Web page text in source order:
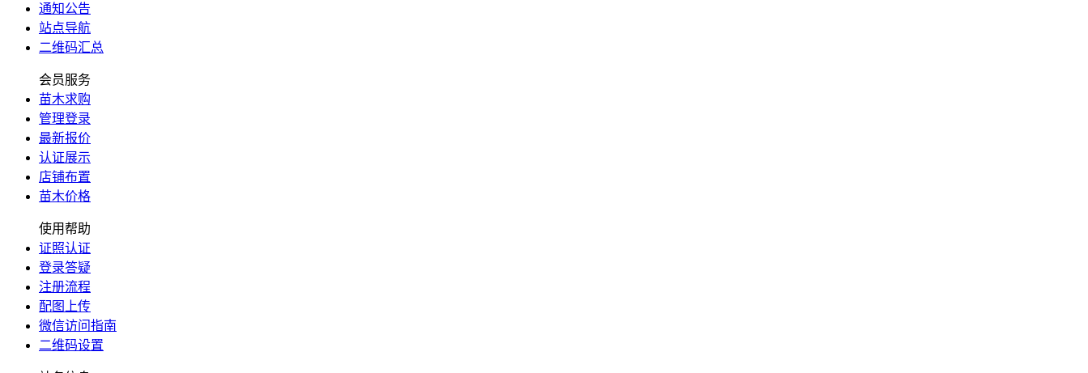
通知公告
站点导航
二维码汇总
会员服务
苗木求购
管理登录
最新报价
认证展示
店铺布置
苗木价格
使用帮助
证照认证
登录答疑
注册流程
配图上传
微信访问指南
二维码设置